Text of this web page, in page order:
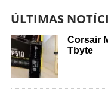
ÚLTIMAS
Corsair
Tbyte